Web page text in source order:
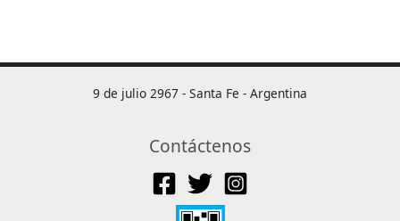
9 de julio 2967 - Santa Fe - Argentina
Contáctenos